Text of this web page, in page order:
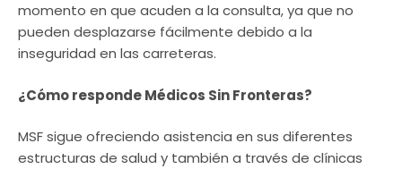
momento en que acuden a la consulta, ya que no
pueden desplazarse fácilmente debido a la
inseguridad en las carreteras.
¿Cómo responde Médicos Sin Fronteras?
MSF sigue ofreciendo asistencia en sus diferentes
estructuras de salud y también a través de clínicas